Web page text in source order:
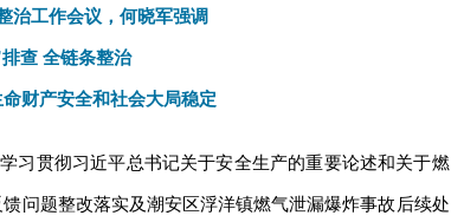
治工作会议，何晓军强调
查 全链条整治
财产安全和社会大局稳定
习贯彻习近平总书记关于安全生产的重要论述和关于燃
问题整改落实及潮安区浮洋镇燃气泄漏爆炸事故后续处